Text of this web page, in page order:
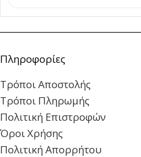
Πληροφορίες
Τρόποι Αποστολής
Τρόποι Πληρωμής
Πολιτική Επιστροφών
Όροι Χρήσης
Πολιτική Απορρήτου